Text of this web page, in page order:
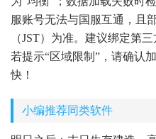
服账号无法与国服互通，且
（JST）为准。建议绑定第
若提示“区域限制”，请确认
快！
小编推荐同类软件